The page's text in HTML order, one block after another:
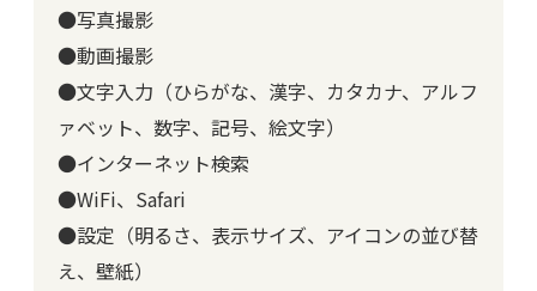
●写真撮影
●動画撮影
●文字入力（ひらがな、漢字、カタカナ、アルフ
ァベット、数字、記号、絵文字）
●インターネット検索
●WiFi、Safari
●設定（明るさ、表示サイズ、アイコンの並び替
え、壁紙）